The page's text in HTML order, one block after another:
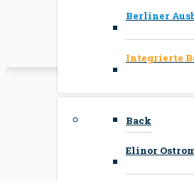
Berliner
Integrierte
Back
Elinor